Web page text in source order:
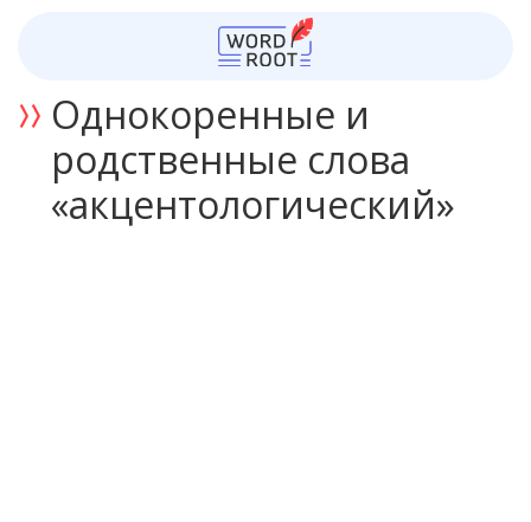
Однокоренные и
родственные слова
«акцентологический»